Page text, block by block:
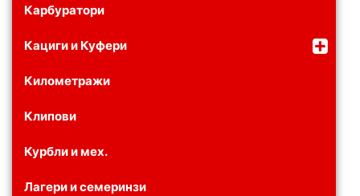
Карбуратори
Кациги и Куфери
Километражи
Клипови
Курбли и мех.
Лагери и семеринзи